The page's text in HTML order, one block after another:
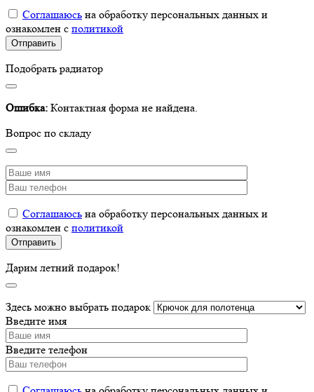
Соглашаюсь на обработку персональных данных и
ознакомлен с политикой
Подобрать радиатор
Ошибка: Контактная форма не найдена.
Вопрос по складу
Соглашаюсь на обработку персональных данных и
ознакомлен с политикой
Дарим летний подарок!
Здесь можно выбрать подарок
Введите имя
Введите телефон